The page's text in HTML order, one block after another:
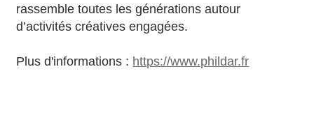
rassemble toutes les générations autour
d’activités créatives engagées.
Plus d'informations : https://www.phildar.fr